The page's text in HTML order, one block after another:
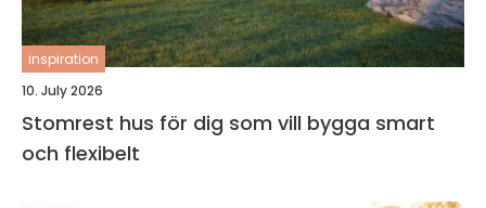
inspiration
10. July 2026
Stomrest hus för dig som vill bygga smart
och flexibelt